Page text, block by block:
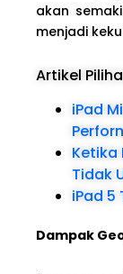
akan
menjadi
Artikel
iPad
Ketika
Tidak
iPad 5
Dampak